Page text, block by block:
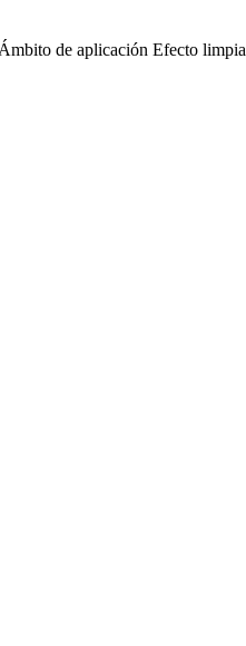
Ámbito de aplicación Efecto